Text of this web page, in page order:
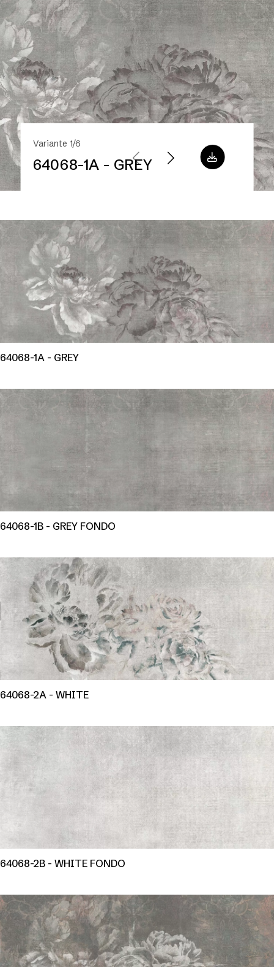
Variante 1/6
64068-1A - GREY
64068-1A - GREY
64068-1B - GREY FONDO
64068-2A - WHITE
64068-2B - WHITE FONDO